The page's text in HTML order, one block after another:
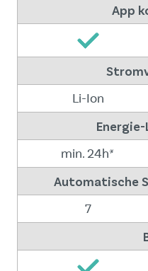
App
Li-Ion
min. 24h*
Automatische
7